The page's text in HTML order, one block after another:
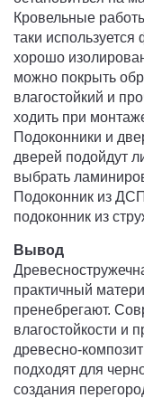
Кровельные
таки
хорошо
можно покрыть
влагостойкий и
ходить при
Подоконники и
дверей подойдут
выбрать
Подоконник из
подоконник из
Вывод
практичный
пренебрегают.
влагостойкости и
древесно-
подходят для
создания